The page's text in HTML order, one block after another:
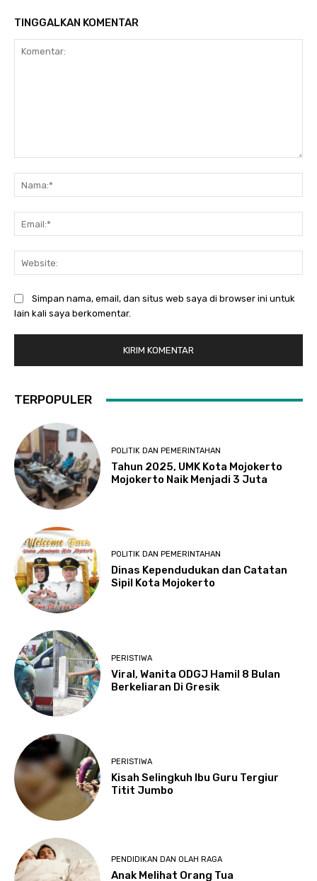
TINGGALKAN KOMENTAR
Simpan nama, email, dan situs web saya di browser ini untuk
lain kali saya berkomentar.
TERPOPULER
POLITIK DAN PEMERINTAHAN
Tahun 2025, UMK Kota Mojokerto
Mojokerto Naik Menjadi 3 Juta
POLITIK DAN PEMERINTAHAN
Dinas Kependudukan dan Catatan
Sipil Kota Mojokerto
PERISTIWA
Viral, Wanita ODGJ Hamil 8 Bulan
Berkeliaran Di Gresik
PERISTIWA
Kisah Selingkuh Ibu Guru Tergiur
Titit Jumbo
PENDIDIKAN DAN OLAH RAGA
Anak Melihat Orang Tua